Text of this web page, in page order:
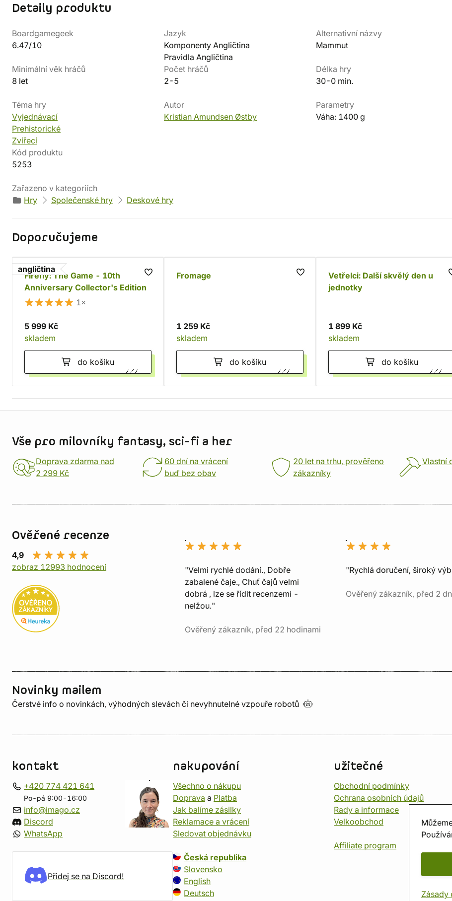
Detaily produktu
Boardgamegeek
6.47/10
Jazyk
Komponenty Angličtina
Pravidla Angličtina
Alternativní názvy
Mammut
Minimální věk hráčů
8 let
Počet hráčů
2-5
Délka hry
30-0 min.
Téma hry
Vyjednávací
Prehistorické
Zvířecí
Autor
Kristian Amundsen Østby
Parametry
Váha: 1400 g
Kód produktu
5253
Zařazeno v kategoriích
Hry
Společenské hry Deskové hry
Doporučujeme
angličtina
Firefly: The Game - 10th
Anniversary Collector's Edition
1×
5 999 Kč
skladem
do košíku
Fromage
1 259 Kč
skladem
do košíku
Vetřelci: Další skvělý den u
jednotky
1 899 Kč
skladem
do košíku
Zásady
Vše pro milovníky fantasy, sci-fi a her
Doprava zdarma nad
2 299 Kč
60 dní na vrácení
buď bez obav
20 let na trhu, prověřeno
zákazníky
Vlastní
Ověřené recenze
4,9
zobraz 12993 hodnocení
"Velmi rychlé dodání., Dobře
zabalené čaje., Chuť čajů velmi
dobrá , lze se řídit recenzemi -
nelžou."
Ověřený zákazník, před 22 hodinami
"Rychlá doručení, široký
Ověřený zákazník, před 2
Novinky mailem
Čerstvé info o novinkách, výhodných slevách či nevyhnutelné vzpouře robotů
kontakt
+420 774 421 641
Po-pá 9:00-16:00
info@imago.cz
Discord
WhatsApp
Přidej se na Discord!
nakupování
Všechno o nákupu
Doprava a Platba
Jak balíme zásilky
Reklamace a vrácení
Sledovat objednávku
Česká republika
Slovensko
English
Deutsch
užitečné
Obchodní podmínky
Ochrana osobních údajů
Rady a informace
Velkoobchod
Affiliate program